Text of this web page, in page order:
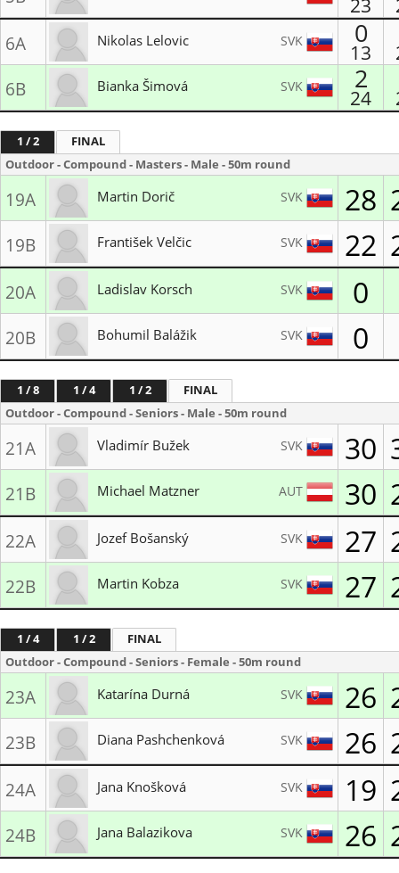
Lukostrelecký klub Žilina
6A Nikolas Lelovic SVK 0
13
6B Bianka Šimová
MŠK Kežmarok
SVK 2
24
1 / 2
FINAL
Outdoor - Compound - Masters - Male - 50m round
19A Martin Dorič SVK 28
19B František Velčic
LK Veľké Zálužie
SVK 22
20A Ladislav Korsch SVK 0
20B Bohumil Balážik
Liptovský školský lukostrelecký klub
SVK 0
1 / 8 1 / 4 1 / 2
FINAL
Outdoor - Compound - Seniors - Male - 50m round
21A Vladimír Bužek SVK 30
21B Michael Matzner AUT 30
22A Jozef Bošanský SVK 27
22B Martin Kobza
MŠK Kežmarok
SVK 27
1 / 4 1 / 2
FINAL
Outdoor - Compound - Seniors - Female - 50m round
23A Katarína Durná SVK 26
23B Diana Pashchenková
MŠK Kežmarok
SVK 26
24A Jana Knošková SVK 19
24B Jana Balazikova
Liptovský školský lukostrelecký klub
SVK 26